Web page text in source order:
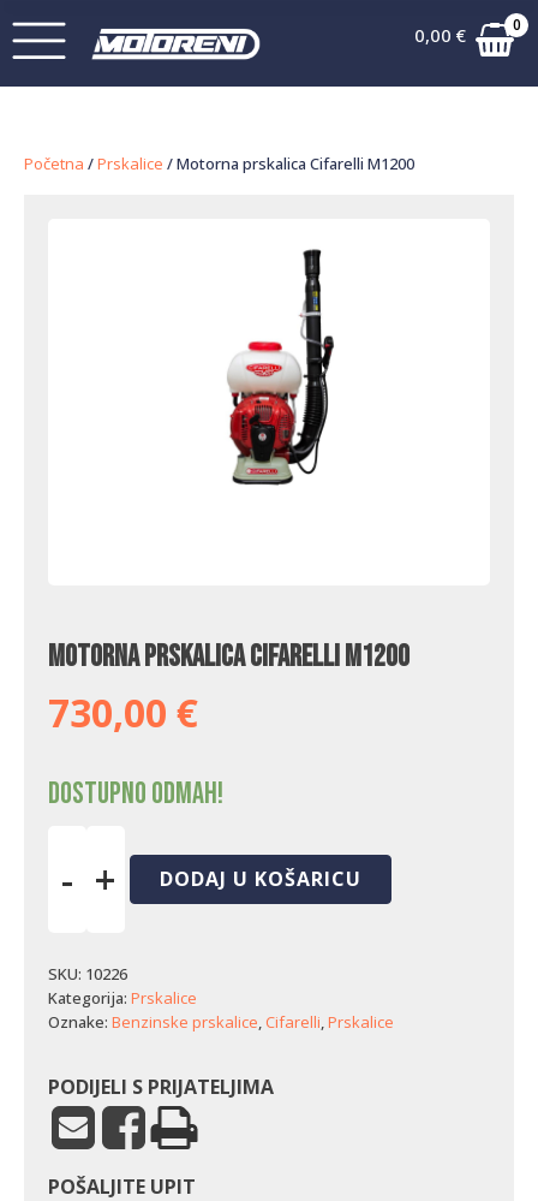
0,00 € 0
Početna /Prskalice / Motorna prskalica Cifarelli M1200
Motorna prskalica Cifarelli M1200
730,00 €
Dostupno odmah!
-
M1200
količina
+ DODAJ U KOŠARICU
SKU: 10226
Kategorija: Prskalice
Oznake: Benzinske prskalice, Cifarelli,Prskalice
PODIJELI S PRIJATELJIMA
POŠALJITE UPIT